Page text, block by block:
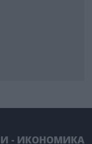
- ИКОНОМИКА